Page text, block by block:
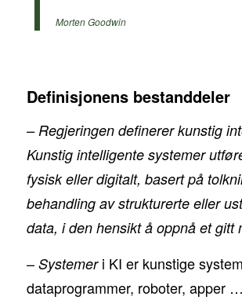
Morten Goodwin
Definisjonens bestanddeler
– Regjeringen definerer kunstig
Kunstig intelligente systemer
fysisk eller digitalt, basert på
behandling av strukturerte eller
data, i den hensikt å oppnå et gitt
– Systemeri KI er kunstige
dataprogrammer, roboter, apper